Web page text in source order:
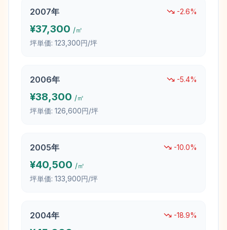
2007年 -2.6%
¥37,300 /㎡
坪単価: 123,300円/坪
2006年 -5.4%
¥38,300 /㎡
坪単価: 126,600円/坪
2005年 -10.0%
¥40,500 /㎡
坪単価: 133,900円/坪
2004年 -18.9%